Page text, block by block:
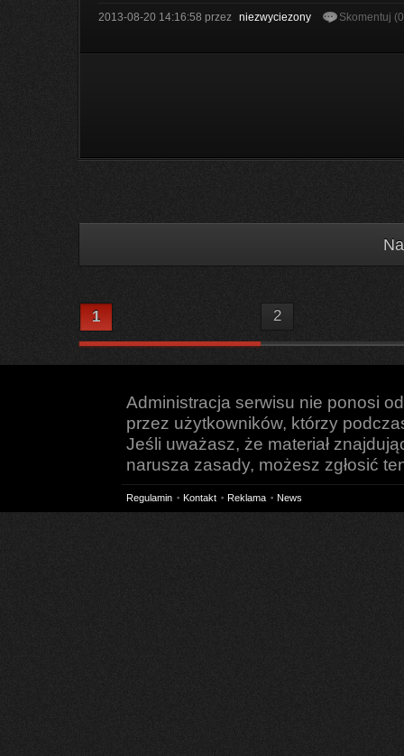
2013-08-20 14:16:58 przez niezwyciezony Skomentuj
1 2
Administracja serwisu nie ponosi
przez użytkowników, którzy
Jeśli uważasz, że materiał
narusza zasady, możesz zgłosić
Regulamin Kontakt Reklama News